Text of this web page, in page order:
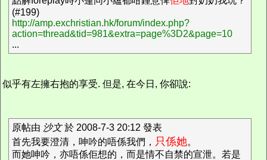
(#199)
http://amp.exchristian.hk/forum/index.php?
action=thread&tid=981&extra=page%3D2&page=10
...
似乎有左擁右抱的享受. 但是, 在今日, 你卻說:
原帖由 沙文於 2008-7-3 20:12 發表
首先我要澄清，呻吟的唔係我們， 只係她。
而她呻吟，亦唔係佢想的，而是情不自禁的宣泄。若是